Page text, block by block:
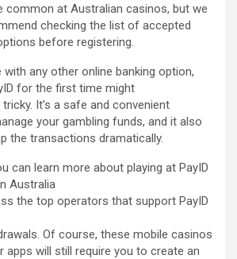
common at Australian casinos, but we
checking the list of accepted
before registering.
with any other online banking option,
for the first time might
It’s a safe and convenient
your gambling funds, and it also
the transactions dramatically.
can learn more about playing at PayID
Australia
the top operators that support PayID
Of course, these mobile casinos
apps will still require you to create an